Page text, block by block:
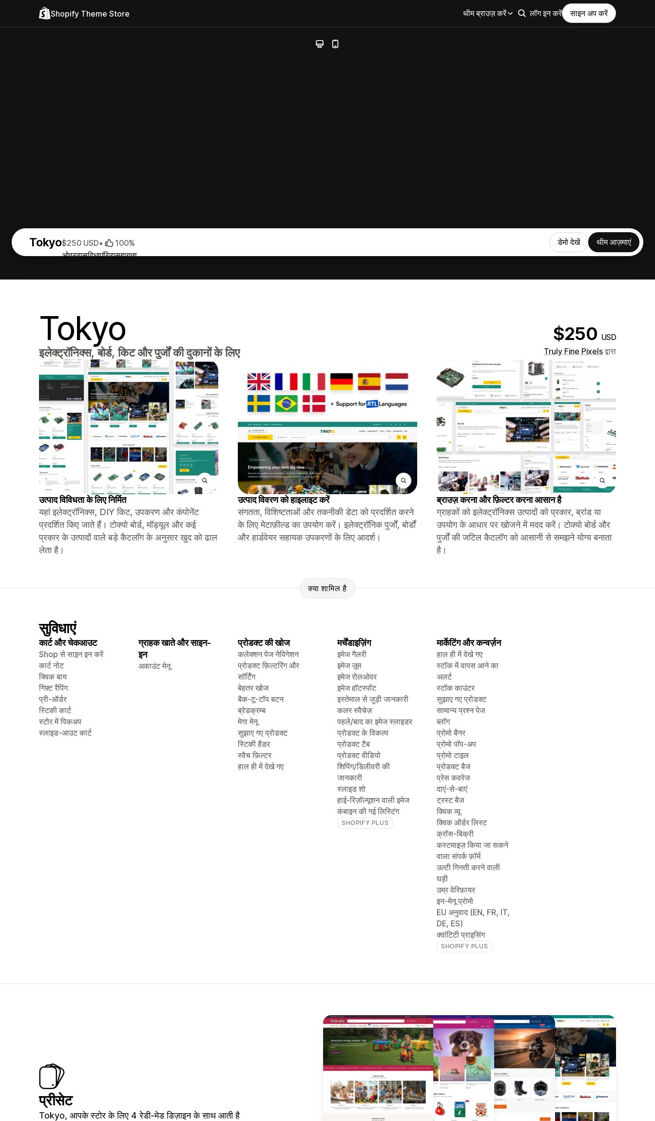
Shopify Theme Store थीम ब्राउज़ करें लॉग इन करें साइन अप करें
Tokyo
ओवरव्यूसुविधाएंरिव्यूसहायता
$250 USD• 100% डेमो देखें थीम आज़माएं
Tokyo $250 USD
इलेक्ट्रॉनिक्स, बोर्ड, किट और पुर्जों की दुकानों के लिए Truly Fine Pixels द्वारा
उत्पाद विविधता के लिए निर्मित
यहां इलेक्ट्रॉनिक्स, DIY किट, उपकरण और कंपोनेंट
प्रदर्शित किए जाते हैं। टोक्यो बोर्ड, मॉड्यूल और कई
प्रकार के उत्पादों वाले बड़े कैटलॉग के अनुसार खुद को ढाल
लेता है।
उत्पाद विवरण को हाइलाइट करें
संगतता, विशिष्टताओं और तकनीकी डेटा को प्रदर्शित करने
के लिए मेटाफ़ील्ड का उपयोग करें। इलेक्ट्रॉनिक पुर्जों, बोर्डों
और हार्डवेयर सहायक उपकरणों के लिए आदर्श।
ब्राउज़ करना और फ़िल्टर करना आसान है
ग्राहकों को इलेक्ट्रॉनिक्स उत्पादों को प्रकार, ब्रांड या
उपयोग के आधार पर खोजने में मदद करें। टोक्यो बोर्ड और
पुर्जों की जटिल कैटलॉग को आसानी से समझने योग्य बनाता
है।
क्या शामिल है
सुविधाएं
कार्ट और चेकआउट
Shop से साइन इन करें
कार्ट नोट
क्विक बाय
गिफ़्ट रैपिंग
प्री-ऑर्डर
स्टिकी कार्ट
स्टोर में पिकअप
स्लाइड-आउट कार्ट
ग्राहक खाते और साइन-
इन
अकाउंट मेनू
प्रोडक्ट की खोज
कलेक्शन पेज नेविगेशन
प्रोडक्ट फ़िल्टरिंग और
सॉर्टिंग
बेहतर खोज
बैक-टू-टॉप बटन
ब्रेडक्रम्ब
मेगा मेनू
सुझाए गए प्रोडक्ट
स्टिकी हैडर
स्वैच फ़िल्टर
हाल ही में देखे गए
मर्चेंडाइज़िंग
इमेज गैलरी
इमेज ज़ूम
इमेज रोलओवर
इमेज हॉटस्पॉट
इस्तेमाल से जुड़ी जानकारी
कलर स्वैचेज़
पहले/बाद का इमेज स्लाइडर
प्रोडक्ट के विकल्प
प्रोडक्ट टैब
प्रोडक्ट वीडियो
शिपिंग/डिलीवरी की
जानकारी
स्लाइड शो
हाई-रिज़ॉल्यूशन वाली इमेज
कंबाइन की गई लिस्टिंग
SHOPIFY PLUS
मार्केटिंग और कन्वर्ज़न
हाल ही में देखे गए
स्टॉक में वापस आने का
अलर्ट
स्टॉक काउंटर
सुझाए गए प्रोडक्ट
सामान्य प्रश्न पेज
ब्लॉग
प्रोमो बैनर
प्रोमो पॉप-अप
प्रोमो टाइल
प्रोडक्ट बैज
प्रेस कवरेज
दाएं-से-बाएं
ट्रस्ट बैज
क्विक व्यू
क्विक ऑर्डर लिस्ट
क्रॉस-बिक्री
कस्टमाइज़ किया जा सकने
वाला संपर्क फ़ॉर्म
उल्टी गिनती करने वाली
घड़ी
उम्र वेरिफ़ायर
इन-मेनू प्रोमो
EU अनुवाद (EN, FR, IT,
DE, ES)
क्वांटिटी प्राइसिंग
SHOPIFY PLUS
प्रीसेट
Tokyo, आपके स्टोर के लिए 4 रेडी-मेड डिज़ाइन के साथ आती है